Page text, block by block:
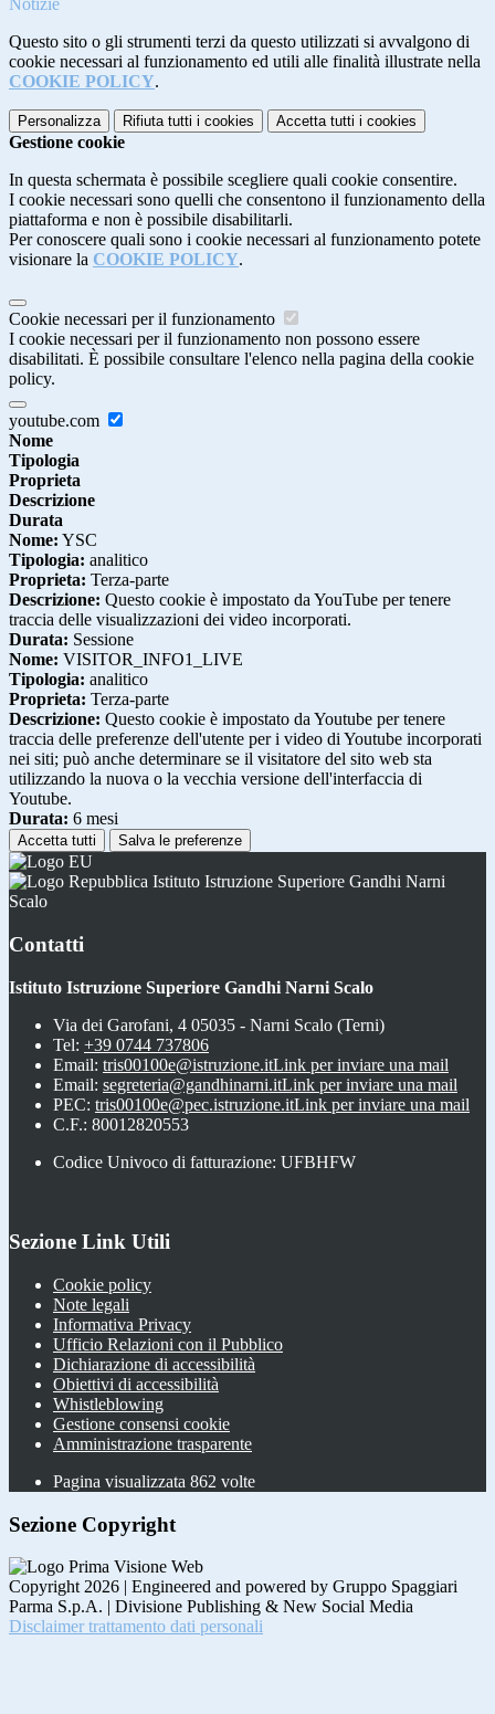
Notizie
Questo sito o gli strumenti terzi da questo utilizzati si avvalgono di
cookie necessari al funzionamento ed utili alle finalità illustrate nella
COOKIE POLICY.
Personalizza Rifiuta tutti i cookies Accetta tutti i cookies
Gestione cookie
In questa schermata è possibile scegliere quali cookie consentire.
I cookie necessari sono quelli che consentono il funzionamento della
piattaforma e non è possibile disabilitarli.
Per conoscere quali sono i cookie necessari al funzionamento potete
visionare la COOKIE POLICY.
Cookie necessari per il funzionamento
I cookie necessari per il funzionamento non possono essere
disabilitati. È possibile consultare l'elenco nella pagina della cookie
policy.
youtube.com
Nome
Tipologia
Proprieta
Descrizione
Durata
Nome: YSC
Tipologia: analitico
Proprieta: Terza-parte
Descrizione: Questo cookie è impostato da YouTube per tenere
traccia delle visualizzazioni dei video incorporati.
Durata: Sessione
Nome: VISITOR_INFO1_LIVE
Tipologia: analitico
Proprieta: Terza-parte
Descrizione: Questo cookie è impostato da Youtube per tenere
traccia delle preferenze dell'utente per i video di Youtube incorporati
nei siti; può anche determinare se il visitatore del sito web sta
utilizzando la nuova o la vecchia versione dell'interfaccia di
Youtube.
Durata: 6 mesi
Accetta tutti Salva le preferenze
Istituto Istruzione Superiore Gandhi Narni
Scalo
Contatti
Istituto Istruzione Superiore Gandhi Narni Scalo
Via dei Garofani, 4 05035 - Narni Scalo (Terni)
Tel: +39 0744 737806
Email: tris00100e@istruzione.itLink per inviare una mail
Email: segreteria@gandhinarni.itLink per inviare una mail
PEC: tris00100e@pec.istruzione.itLink per inviare una mail
C.F.: 80012820553
Codice Univoco di fatturazione: UFBHFW
Sezione Link Utili
Cookie policy
Note legali
Informativa Privacy
Ufficio Relazioni con il Pubblico
Dichiarazione di accessibilità
Obiettivi di accessibilità
Whistleblowing
Gestione consensi cookie
Amministrazione trasparente
Pagina visualizzata 862 volte
Sezione Copyright
Copyright 2026 | Engineered and powered by Gruppo Spaggiari
Parma S.p.A. | Divisione Publishing & New Social Media
Disclaimer trattamento dati personali